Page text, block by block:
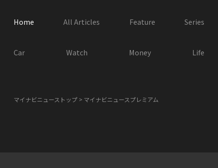
Home All Articles Feature Series
Car Watch Money Life
マイナビニューストップ マイナビニュースプレミアム